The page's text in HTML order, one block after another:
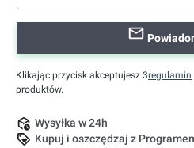
Klikając przycisk akceptujesz 3regulamin
produktów.
Wysyłka w 24h
Kupuj i oszczędzaj z